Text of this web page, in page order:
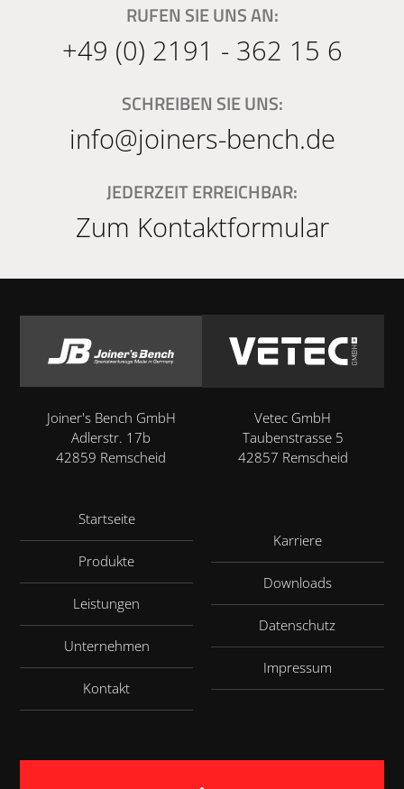
RUFEN SIE UNS AN:
+49 (0) 2191 - 362 15 6
SCHREIBEN SIE UNS:
info@joiners-bench.de
JEDERZEIT ERREICHBAR:
Zum Kontaktformular
Vetec GmbH
Taubenstrasse 5
42857 Remscheid
Joiner's Bench GmbH
Adlerstr. 17b
42859 Remscheid
Startseite
Produkte
Leistungen
Unternehmen
Kontakt
Karriere
Downloads
Datenschutz
Impressum